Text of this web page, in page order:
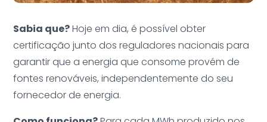
Sabia que?Hoje em dia, é possível obter
certificação junto dos reguladores nacionais para
garantir que a energia que consome provém de
fontes renováveis, independentemente do seu
fornecedor de energia.